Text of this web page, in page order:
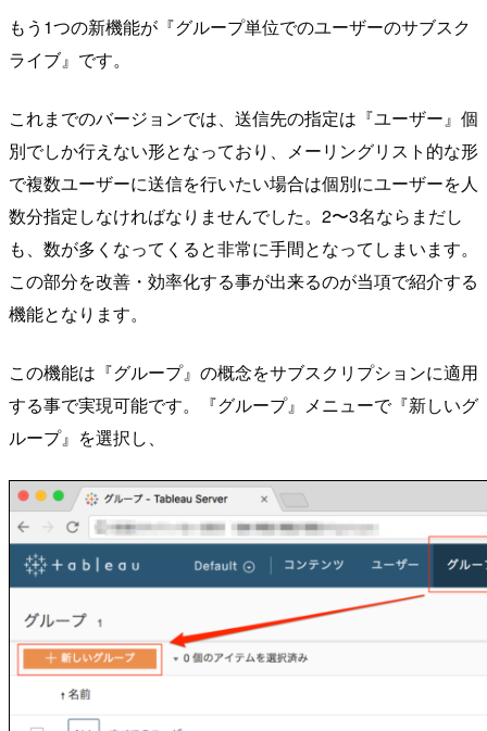
もう1つの新機能が『グループ単位でのユーザーのサブスク
ライブ』です。
これまでのバージョンでは、送信先の指定は『ユーザー』個
別でしか行えない形となっており、メーリングリスト的な形
で複数ユーザーに送信を行いたい場合は個別にユーザーを人
数分指定しなければなりませんでした。2〜3名ならまだし
も、数が多くなってくると非常に手間となってしまいます。
この部分を改善・効率化する事が出来るのが当項で紹介する
機能となります。
この機能は『グループ』の概念をサブスクリプションに適用
する事で実現可能です。『グループ』メニューで『新しいグ
ループ』を選択し、